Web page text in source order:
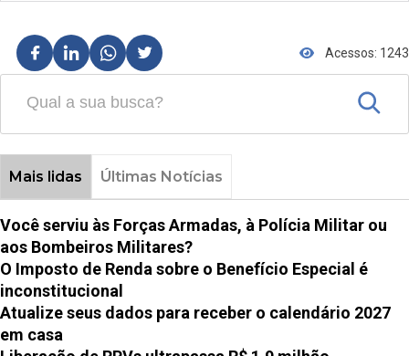
Acessos: 1243
Mais lidas Últimas Notícias
Você serviu às Forças Armadas, à Polícia Militar ou
aos Bombeiros Militares?
O Imposto de Renda sobre o Benefício Especial é
inconstitucional
Atualize seus dados para receber o calendário 2027
em casa